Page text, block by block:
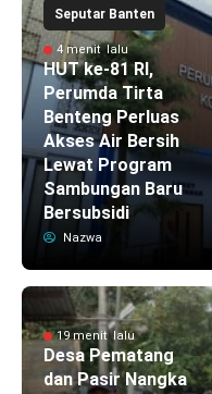
Seputar Banten
4 menit lalu
HUT ke-81 RI,
Perumda Tirta
Benteng Perluas
Akses Air Bersih
Lewat Program
Sambungan Baru
Bersubsidi
Nazwa
19 menit lalu
Desa Pematang
dan Pasir Nangka